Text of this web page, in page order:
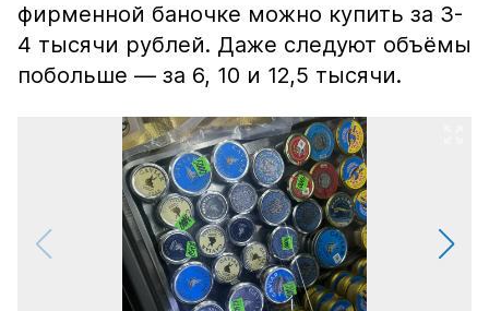
фирменной баночке можно купить за 3-
4 тысячи рублей. Даже следуют объёмы
побольше — за 6, 10 и 12,5 тысячи.